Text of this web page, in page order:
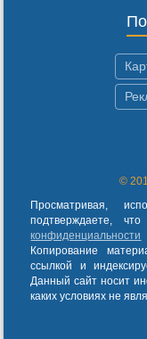
©
Просматривая,
подтверждаете,
конфиденциальности
Копирование
ссылкой и
Данный сайт носит
каких условиях не